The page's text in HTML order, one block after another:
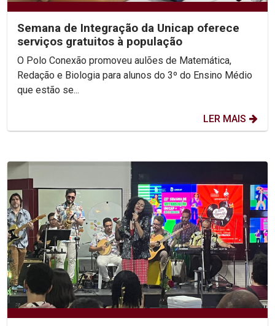
Semana de Integração da Unicap oferece
serviços gratuitos à população
O Polo Conexão promoveu aulões de Matemática,
Redação e Biologia para alunos do 3º do Ensino Médio
que estão se...
LER MAIS